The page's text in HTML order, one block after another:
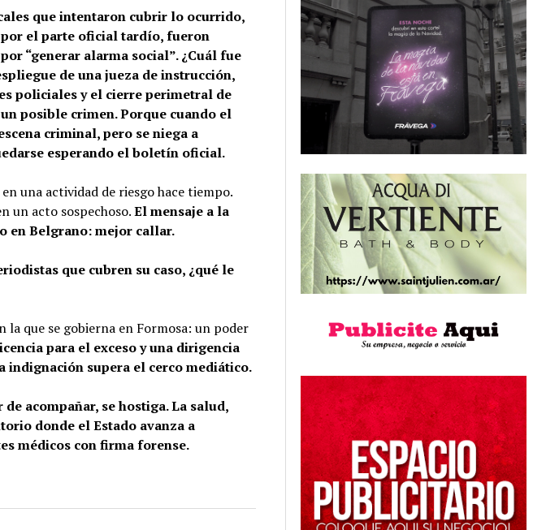
que intentaron cubrir lo ocurrido,
el parte oficial tardío, fueron
“generar alarma social”. ¿Cuál fue
de una jueza de instrucción,
policiales y el cierre perimetral de
posible crimen. Porque cuando el
criminal, pero se niega a
esperando el boletín oficial.
una actividad de riesgo hace tiempo.
un acto sospechoso.El mensaje a la
en Belgrano: mejor callar.
que cubren su caso, ¿qué le
la que se gobierna en Formosa: un poder
para el exceso y una dirigencia
supera el cerco mediático.
acompañar, se hostiga. La salud,
donde el Estado avanza a
médicos con firma forense.